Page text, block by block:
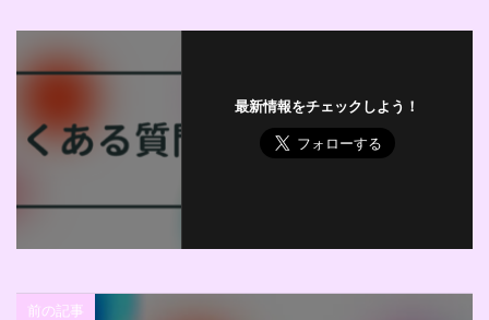
最新情報をチェックしよう！
前の記事